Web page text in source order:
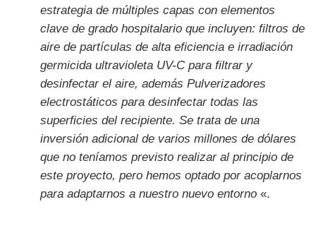
estrategia de múltiples capas con elementos
clave de grado hospitalario que incluyen: filtros de
aire de partículas de alta eficiencia e irradiación
germicida ultravioleta UV-C para filtrar y
desinfectar el aire, además Pulverizadores
electrostáticos para desinfectar todas las
superficies del recipiente. Se trata de una
inversión adicional de varios millones de dólares
que no teníamos previsto realizar al principio de
este proyecto, pero hemos optado por acoplarnos
para adaptarnos a nuestro nuevo entorno«.